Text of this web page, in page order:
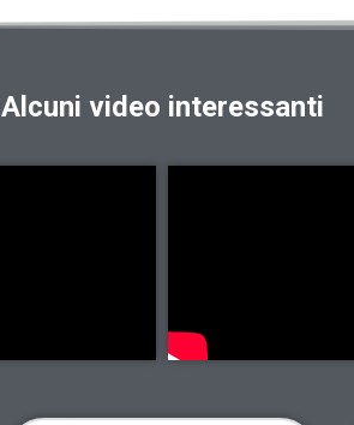
Alcuni video interessanti